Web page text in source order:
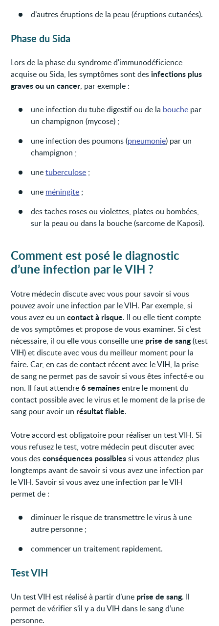
d’autres éruptions de la peau (éruptions cutanées).
Phase du Sida
Lors de la phase du syndrome d'immunodéficience
acquise ou Sida, les symptômes sont desinfections plus
graves ou un cancer, par exemple :
une infection du tube digestif ou de la bouche par
un champignon (mycose) ;
une infection des poumons (pneumonie) par un
champignon ;
unetuberculose ;
une méningite ;
des taches roses ou violettes, plates ou bombées,
sur la peau ou dans la bouche (sarcome de Kaposi).
Comment est posé le diagnostic
d’une infection par le VIH ?
Votre médecin discute avec vous pour savoir si vous
pouvez avoir une infection par le VIH. Par exemple, si
vous avez eu uncontact à risque. Il ou elle tient compte
de vos symptômes et propose de vous examiner. Si c’est
nécessaire, il ou elle vous conseille une prise de sang(test
VIH) et discute avec vous du meilleur moment pour la
faire. Car, en cas de contact récent avec le VIH, la prise
de sang ne permet pas de savoir si vous êtes infecté·e ou
non. Il faut attendre6 semainesentre le moment du
contact possible avec le virus et le moment de la prise de
sang pour avoir un résultat fiable.
Votre accord est obligatoire pour réaliser un test VIH. Si
vous refusez le test, votre médecin peut discuter avec
vous desconséquences possiblessi vous attendez plus
longtemps avant de savoir si vous avez une infection par
le VIH. Savoir si vous avez une infection par le VIH
permet de :
diminuer le risque de transmettre le virus à une
autre personne ;
commencer un traitement rapidement.
Test VIH
Un test VIH est réalisé à partir d’une prise de sang. Il
permet de vérifier s’il y a du VIH dans le sang d’une
personne.